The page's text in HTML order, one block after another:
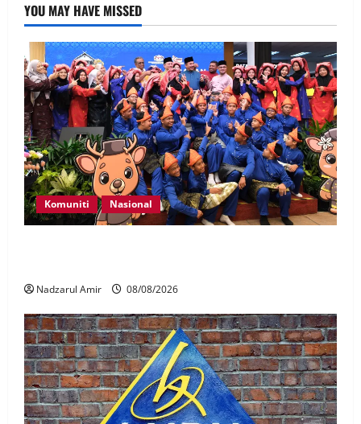
YOU MAY HAVE MISSED
Komuniti Nasional
Nadzarul Amir 08/08/2026